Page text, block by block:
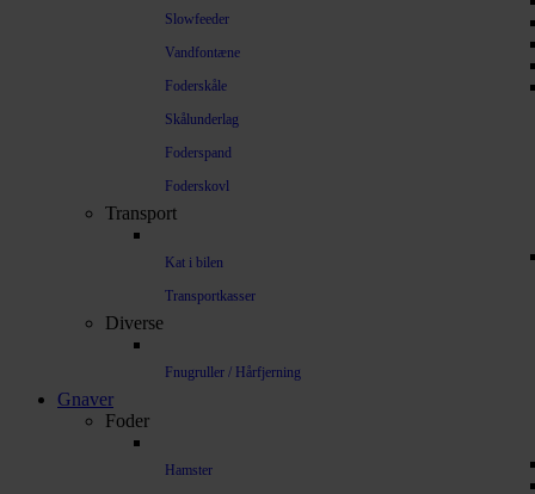
Slowfeeder
Vandfontæne
Foderskåle
Skålunderlag
Foderspand
Foderskovl
Transport
Kat i bilen
Transportkasser
Diverse
Fnugruller / Hårfjerning
Gnaver
Foder
Hamster